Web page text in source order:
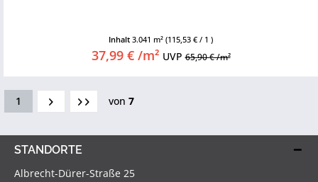
Inhalt 3.041 m² (115,53 € / 1 )
37,99 € /m² UVP65,90 € /m²
1 von 7
STANDORTE
Albrecht-Dürer-Straße 25